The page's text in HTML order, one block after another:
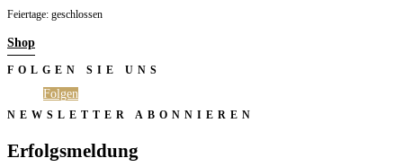
Feiertage: geschlossen
Shop
FOLGEN SIE UNS
Folgen
NEWSLETTER ABONNIEREN
Erfolgsmeldung